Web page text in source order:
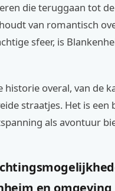
die teruggaan tot
van romantisch
sfeer, is
historie overal, van de
straatjes. Het is
als avontuur
en omgeving